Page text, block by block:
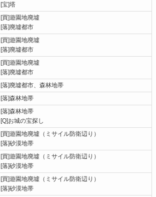
[宝]塔
[買]遊園地廃墟
[落]廃墟都市
[買]遊園地廃墟
[落]廃墟都市
[買]遊園地廃墟
[落]廃墟都市
[落]廃墟都市、森林地帯
[落]森林地帯
[落]森林地帯
[Q]お城の宝探し
[買]遊園地廃墟（ミサイル防衛辺り）
[落]砂漠地帯
[買]遊園地廃墟（ミサイル防衛辺り）
[落]砂漠地帯
[買]遊園地廃墟（ミサイル防衛辺り）
[落]砂漠地帯